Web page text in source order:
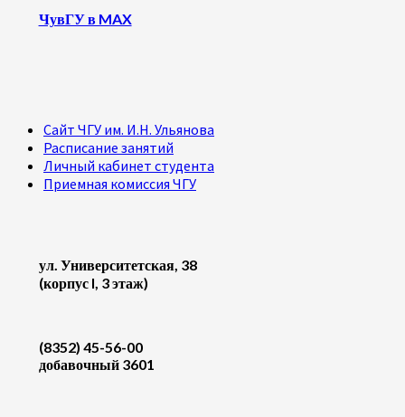
ЧувГУ в MAX
Сайт ЧГУ им. И.Н. Ульянова
Расписание занятий
Личный кабинет студента
Приемная комиссия ЧГУ
ул. Университетская, 38
(корпус I, 3 этаж)
(8352) 45-56-00
добавочный 3601